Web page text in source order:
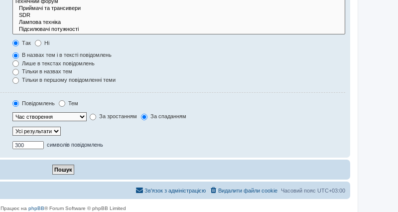
Так Ні
В назвах тем і в тексті повідомлень
Лише в текстах повідомлень
Тільки в назвах тем
Тільки в першому повідомленні теми
Повідомлень Тем
За зростанням За спаданням
символів повідомлень
Часовий пояс UTC+03:00
Видалити файли cookie
Зв'язок з адміністрацією
Працює на phpBB® Forum Software © phpBB Limited